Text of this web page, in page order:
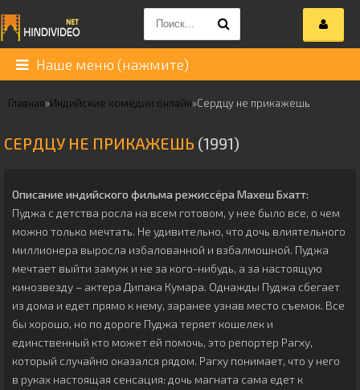
Наше меню (нажмите)
Главная»Индийские комедии онлайн»Сердцу не прикажешь
СЕРДЦУ НЕ ПРИКАЖЕШЬ (1991)
Описание индийского фильма режиссёра Махеш Бхатт:
Пуджа с детства росла на всем готовом, у нее было все, о чем
можно только мечтать. Не удивительно, что дочь влиятельного
миллионера выросла избалованной и взбалмошной. Пуджа
мечтает выйти замуж и не за кого-нибудь, а за настоящую
кинозвезду – актера Дипака Кумара. Однажды Пуджа сбегает
из дома и едет прямо к нему, заранее узнав место съемок. Все
бы хорошо, но по дороге Пуджа теряет кошелек и
единственный кто может ей помочь, это репортер Рагху,
который случайно оказался рядом. Рагху понимает, что у него
в руках настоящая сенсация: дочь магната сама едет к